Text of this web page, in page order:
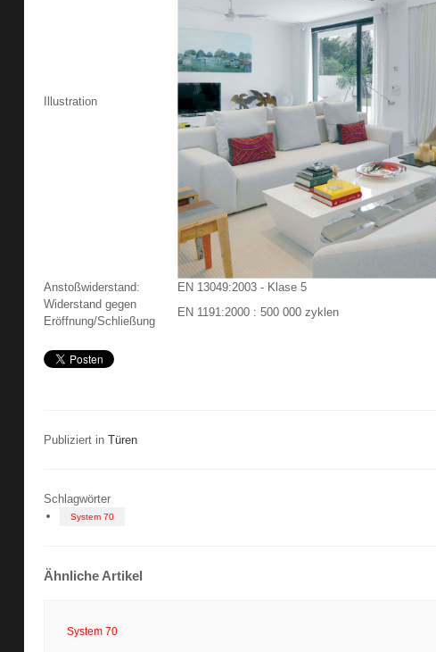
Illustration
Anstoßwiderstand:
EN 13049:2003 - Klase 5
Widerstand gegen
Eröffnung/Schließung
EN 1191:2000 : 500 000 zyklen
Publiziert in Türen
Schlagwörter
System 70
Ähnliche Artikel
System 70